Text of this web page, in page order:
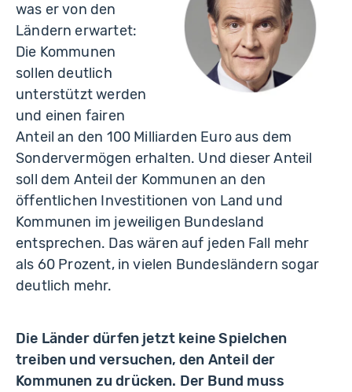
was er von den
Ländern erwartet:
Die Kommunen
sollen deutlich
unterstützt werden
und einen fairen
Anteil an den 100 Milliarden Euro aus dem
Sondervermögen erhalten. Und dieser Anteil
soll dem Anteil der Kommunen an den
öffentlichen Investitionen von Land und
Kommunen im jeweiligen Bundesland
entsprechen. Das wären auf jeden Fall mehr
als 60 Prozent, in vielen Bundesländern sogar
deutlich mehr.
Die Länder dürfen jetzt keine Spielchen
treiben und versuchen, den Anteil der
Kommunen zu drücken. Der Bund muss